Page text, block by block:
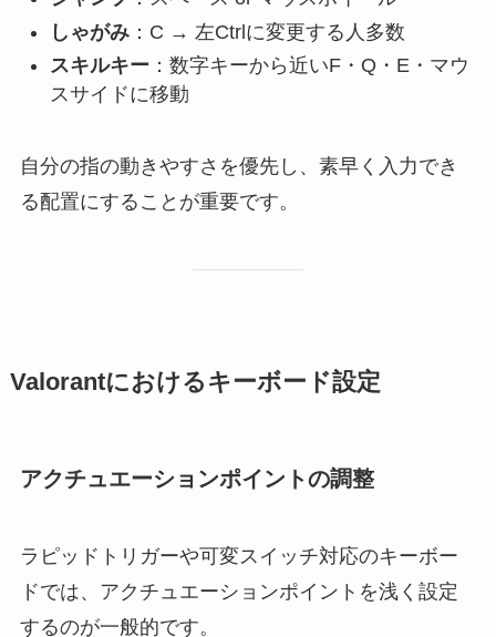
しゃがみ：C → 左Ctrlに変更する人多数
スキルキー ：数字キーから近いF・Q・E・マウ
スサイドに移動
自分の指の動きやすさを優先し、素早く入力でき
る配置にすることが重要です。
Valorantにおけるキーボード設定
アクチュエーションポイントの調整
ラピッドトリガーや可変スイッチ対応のキーボー
ドでは、アクチュエーションポイントを浅く設定
するのが一般的です。